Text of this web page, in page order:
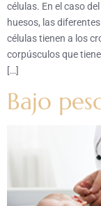
células. En el caso
huesos, las
células tienen a los
corpúsculos que
[…]
Bajo